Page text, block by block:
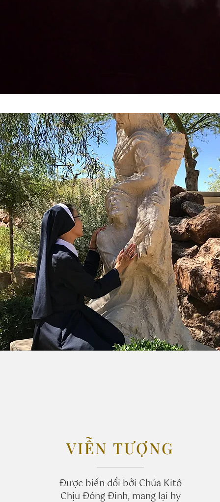
​VIỄN TƯỢNG
Được biến đổi bởi Chúa Kitô
Chịu Đóng Đinh, mang lại hy